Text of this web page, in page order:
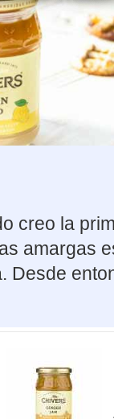
creo la
amargas
Desde